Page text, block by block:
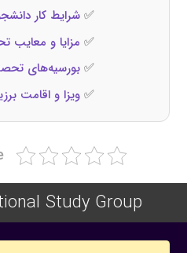
✅شرایط کار
✅ مزایا و معایب
✅بورسیه‌های
✅ویزا و اقامت
Study Group